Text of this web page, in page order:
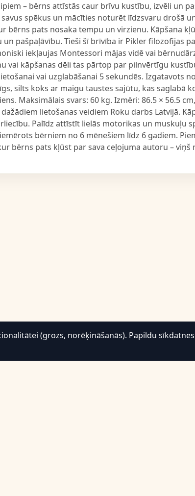
– bērns attīstās caur brīvu kustību, izvēli un
spēkus un mācīties noturēt līdzsvaru drošā
bērns pats nosaka tempu un virzienu. Kāpšana
pašpaļāvību. Tieši šī brīvība ir Pikler filozofijas
iekļaujas Montessori mājas vidē vai
vai kāpšanas dēli tas pārtop par pilnvērtīgu
vai uzglabāšanai 5 sekundēs. Izgatavots
silts koks ar maigu taustes sajūtu, kas saglabā
Maksimālais svars: 60 kg. Izmēri: 86.5 × 56.5
lietošanas veidiem Roku darbs Latvijā.
Palīdz attīstīt lielās motorikas un muskuļu
bērniem no 6 mēnešiem līdz 6 gadiem.
bērns pats kļūst par sava ceļojuma autoru –
(grozs, norēķināšanās). Papildu